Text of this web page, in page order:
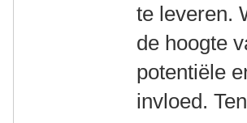
te leveren.
de hoogte
potentiële
invloed.